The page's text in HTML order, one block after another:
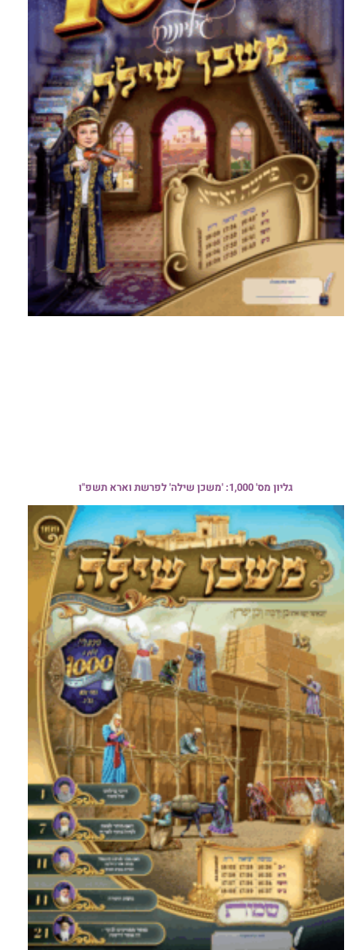
גליון מס' 1,000: 'משכן שילה' לפרשת וארא תשפ"ו